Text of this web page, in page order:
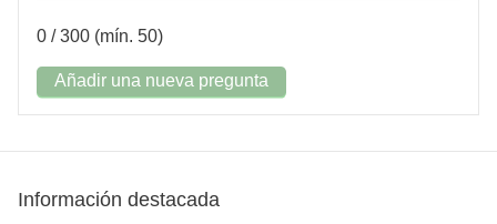
0 / 300 (mín. 50)
Añadir una nueva pregunta
Información destacada